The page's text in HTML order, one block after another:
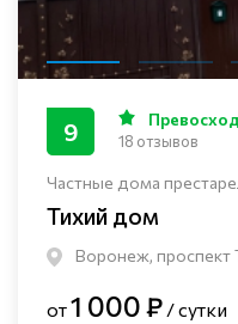
Частные дома
Тихий дом
Воронеж, проспект
9 18 отзывов
от1 000 ₽ / сутки